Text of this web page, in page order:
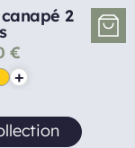
2
€
+